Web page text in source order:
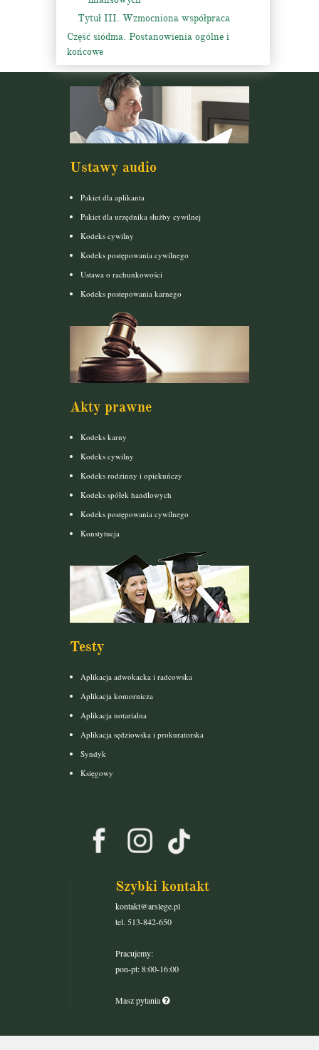
Tytuł III. Wzmocniona współpraca
Część siódma. Postanowienia ogólne i
końcowe
Ustawy audio
Pakiet dla aplikanta
Pakiet dla urzędnika służby cywilnej
Kodeks cywilny
Kodeks postępowania cywilnego
Ustawa o rachunkowości
Kodeks postepowania karnego
Akty prawne
Kodeks karny
Kodeks cywilny
Kodeks rodzinny i opiekuńczy
Kodeks spółek handlowych
Kodeks postępowania cywilnego
Konstytucja
Testy
Aplikacja adwokacka i radcowska
Aplikacja komornicza
Aplikacja notarialna
Aplikacja sędziowska i prokuratorska
Syndyk
Księgowy
Szybki kontakt
kontakt@arslege.pl
tel. 513-842-650
Pracujemy:
pon-pt: 8:00-16:00
Masz pytania